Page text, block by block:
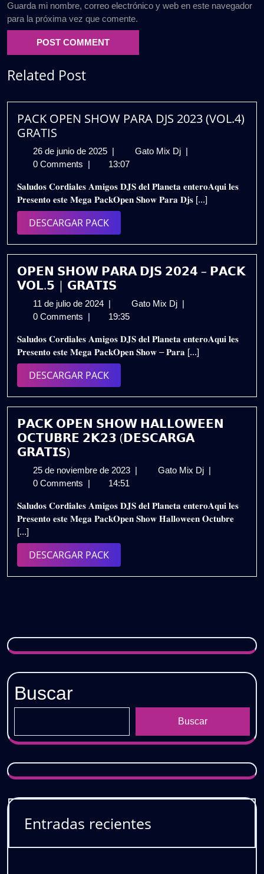
Guarda mi nombre, correo electrónico y web en este navegador
para la próxima vez que comente.
Related Post
PACK OPEN SHOW PARA DJS 2023 (VOL.4)
GRATIS
26 de junio de 2025 26
de
de
2025
Gato Mix Dj PACK
PARA
DJS
GRATIS
0 Comments
13:07
𝐒𝐚𝐥𝐮𝐝𝐨𝐬 𝐂𝐨𝐫𝐝𝐢𝐚𝐥𝐞𝐬 𝐀𝐦𝐢𝐠𝐨𝐬 𝐃𝐉𝐒 𝐝𝐞𝐥 𝐏𝐥𝐚𝐧𝐞𝐭𝐚 𝐞𝐧𝐭𝐞𝐫𝐨𝐀𝐪𝐮𝐢 𝐥𝐞𝐬
𝐏𝐫𝐞𝐬𝐞𝐧𝐭𝐨 𝐞𝐬𝐭𝐞 𝐌𝐞𝐠𝐚 𝐏𝐚𝐜𝐤𝐎𝐩𝐞𝐧 𝐒𝐡𝐨𝐰 𝐏𝐚𝐫𝐚 𝐃𝐣𝐬 [...]
DESCARGAR PACKDESCARGAR
PACK
𝗢𝗣𝗘𝗡 𝗦𝗛𝗢𝗪 𝗣𝗔𝗥𝗔 𝗗𝗝𝗦 𝟮𝟬𝟮𝟰 – 𝗣𝗔𝗖𝗞
𝗩𝗢𝗟.𝟱 | 𝗚𝗥𝗔𝗧𝗜𝗦
11 de julio de 2024 11
de
de
2024
Gato Mix Dj 𝗢𝗣𝗘𝗡
𝗗𝗝𝗦
𝟮𝟬𝟮𝟰
𝗩𝗢𝗟.𝟱
|
𝗚𝗥𝗔𝗧𝗜𝗦
0 Comments
19:35
𝐒𝐚𝐥𝐮𝐝𝐨𝐬 𝐂𝐨𝐫𝐝𝐢𝐚𝐥𝐞𝐬 𝐀𝐦𝐢𝐠𝐨𝐬 𝐃𝐉𝐒 𝐝𝐞𝐥 𝐏𝐥𝐚𝐧𝐞𝐭𝐚 𝐞𝐧𝐭𝐞𝐫𝐨𝐀𝐪𝐮𝐢 𝐥𝐞𝐬
𝐏𝐫𝐞𝐬𝐞𝐧𝐭𝐨 𝐞𝐬𝐭𝐞 𝐌𝐞𝐠𝐚 𝐏𝐚𝐜𝐤𝐎𝐩𝐞𝐧 𝐒𝐡𝐨𝐰 – 𝐏𝐚𝐫𝐚 [...]
DESCARGAR PACKDESCARGAR
PACK
𝗣𝗔𝗖𝗞 𝗢𝗣𝗘𝗡 𝗦𝗛𝗢𝗪 𝗛𝗔𝗟𝗟𝗢𝗪𝗘𝗘𝗡
𝗢𝗖𝗧𝗨𝗕𝗥𝗘 𝟮𝗞𝟮𝟯 (𝗗𝗘𝗦𝗖𝗔𝗥𝗚𝗔
𝗚𝗥𝗔𝗧𝗜𝗦)
25 de noviembre de 2023 25
de
2023
Gato Mix Dj 𝗣𝗔𝗖𝗞
𝗢𝗖𝗧𝗨𝗕𝗥𝗘
0 Comments
14:51
𝐒𝐚𝐥𝐮𝐝𝐨𝐬 𝐂𝐨𝐫𝐝𝐢𝐚𝐥𝐞𝐬 𝐀𝐦𝐢𝐠𝐨𝐬 𝐃𝐉𝐒 𝐝𝐞𝐥 𝐏𝐥𝐚𝐧𝐞𝐭𝐚 𝐞𝐧𝐭𝐞𝐫𝐨𝐀𝐪𝐮𝐢 𝐥𝐞𝐬
𝐏𝐫𝐞𝐬𝐞𝐧𝐭𝐨 𝐞𝐬𝐭𝐞 𝐌𝐞𝐠𝐚 𝐏𝐚𝐜𝐤𝐎𝐩𝐞𝐧 𝐒𝐡𝐨𝐰 𝐇𝐚𝐥𝐥𝐨𝐰𝐞𝐞𝐧 𝐎𝐜𝐭𝐮𝐛𝐫𝐞
[...]
DESCARGAR PACKDESCARGAR
PACK
Buscar
Buscar
Entradas recientes